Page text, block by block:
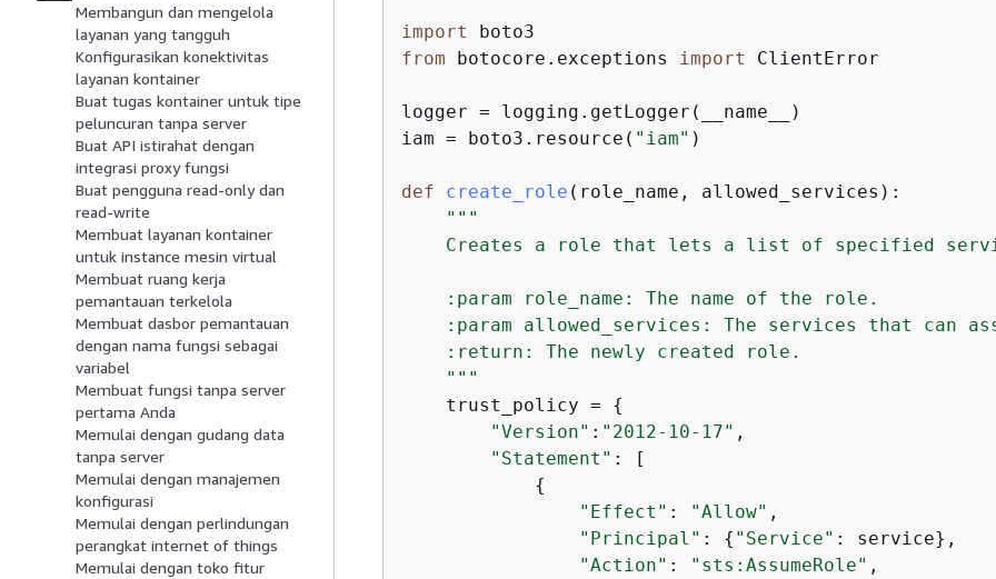
Membangun dan mengelola
layanan yang tangguh
Konfigurasikan konektivitas
layanan kontainer
Buat tugas kontainer untuk tipe
peluncuran tanpa server
Buat API istirahat dengan
integrasi proxy fungsi
Buat pengguna read-only dan
read-write
Membuat layanan kontainer
untuk instance mesin virtual
Membuat ruang kerja
pemantauan terkelola
Membuat dasbor pemantauan
dengan nama fungsi sebagai
variabel
Membuat fungsi tanpa server
pertama Anda
Memulai dengan gudang data
tanpa server
Memulai dengan manajemen
konfigurasi
Memulai dengan perlindungan
perangkat internet of things
Memulai dengan toko fitur
import
from botocore.exceptions import ClientError
logger = logging.getLogger(__name__)
iam = boto3.resource( "iam" )
def create_role ( role_name, allowed_services ):
"""
Creates a role that lets a list of specified
    :param role_name: The name of the role.
:param allowed_services: The services that can
    :return: The newly created role.
    """
    trust_policy =
{
"Version" : "2012-10-17" ,
"Statement" : [
{
"Effect" : "Allow" ,
"Principal" : { "Service" : service},
"Action" : "sts:AssumeRole" ,